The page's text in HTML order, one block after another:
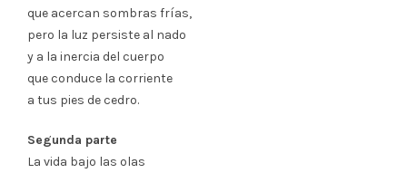
que acercan sombras frías,
pero la luz persiste al nado
y a la inercia del cuerpo
que conduce la corriente
a tus pies de cedro.
Segunda parte
La vida bajo las olas